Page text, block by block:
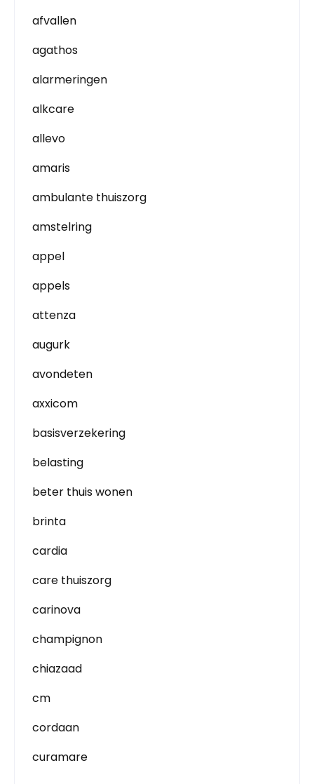
afvallen
agathos
alarmeringen
alkcare
allevo
amaris
ambulante thuiszorg
amstelring
appel
appels
attenza
augurk
avondeten
axxicom
basisverzekering
belasting
beter thuis wonen
brinta
cardia
care thuiszorg
carinova
champignon
chiazaad
cm
cordaan
curamare